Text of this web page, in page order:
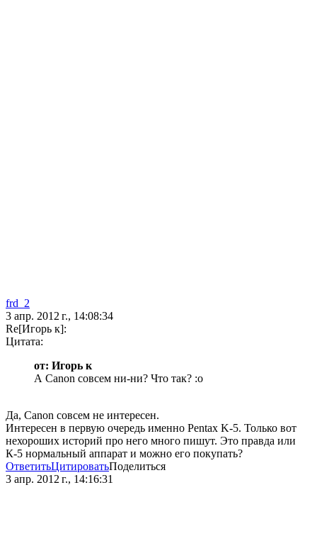
frd_2
3 апр. 2012 г., 14:08:34
Re[Игорь к]:
Цитата:
от: Игорь к
А Canon совсем ни-ни? Что так? :o
Да, Canon совсем не интересен.
Интересен в первую очередь именно Pentax K-5. Только вот
нехороших историй про него много пишут. Это правда или
К-5 нормальный аппарат и можно его покупать?
ОтветитьЦитироватьПоделиться
3 апр. 2012 г., 14:16:31